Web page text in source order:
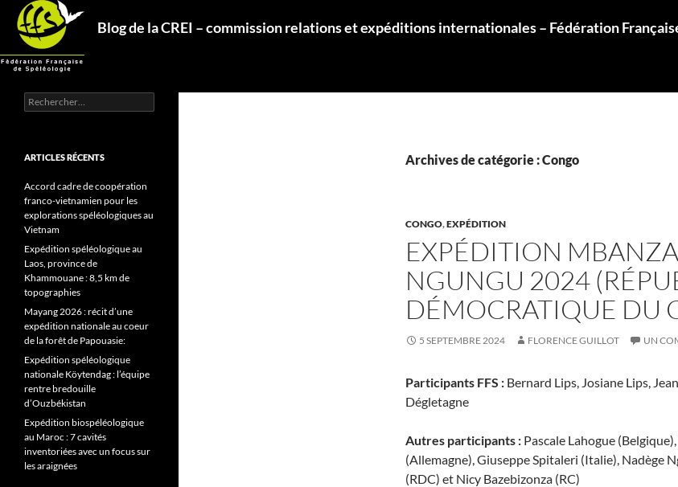
Aller
contenu
Blog de la CREI – commission relations et expéditions internationales – Fédération
Recherche
Archives de catégorie : Congo
CONGO,EXPÉDITION
EXPÉDITION
NGUNGU 2024
DÉMOCRATIQUE DU
5 SEPTEMBRE 2024 FLORENCE GUILLOT UN
Participants FFS : Bernard Lips, Josiane Lips,
Dégletagne
Autres participants : Pascale Lahogue
(Allemagne), Giuseppe Spitaleri (Italie), Nadège
(RDC) et Nicy Bazebizonza (RC)
Rechercher :
ARTICLES RÉCENTS
Accord cadre de coopération
franco-vietnamien pour les
explorations spéléologiques au
Vietnam
Expédition spéléologique au
Laos, province de
Khammouane : 8,5 km de
topographies
Mayang 2026 : récit d’une
expédition nationale au coeur
de la forêt de Papouasie:
Expédition spéléologique
nationale Köytendag : l’équipe
rentre bredouille
d’Ouzbékistan
Expédition biospéléologique
au Maroc : 7 cavités
inventoriées avec un focus sur
les araignées